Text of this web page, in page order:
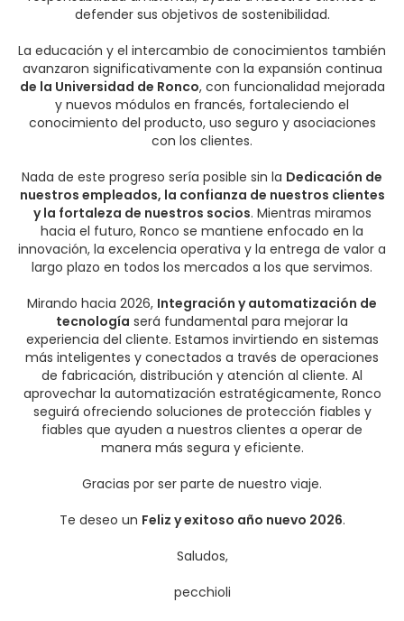
defender sus objetivos de sostenibilidad.
La educación y el intercambio de conocimientos también
avanzaron significativamente con la expansión continua
de la Universidad de Ronco, con funcionalidad mejorada
y nuevos módulos en francés, fortaleciendo el
conocimiento del producto, uso seguro y asociaciones
con los clientes.
Nada de este progreso sería posible sin la Dedicación de
nuestros empleados, la confianza de nuestros clientes
y la fortaleza de nuestros socios. Mientras miramos
hacia el futuro, Ronco se mantiene enfocado en la
innovación, la excelencia operativa y la entrega de valor a
largo plazo en todos los mercados a los que servimos.
Mirando hacia 2026, Integración y automatización de
tecnología será fundamental para mejorar la
experiencia del cliente. Estamos invirtiendo en sistemas
más inteligentes y conectados a través de operaciones
de fabricación, distribución y atención al cliente. Al
aprovechar la automatización estratégicamente, Ronco
seguirá ofreciendo soluciones de protección fiables y
fiables que ayuden a nuestros clientes a operar de
manera más segura y eficiente.
Gracias por ser parte de nuestro viaje.
Te deseo un Feliz y exitoso año nuevo 2026.
Saludos,
pecchioli